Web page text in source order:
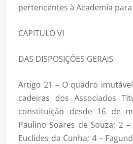
pertencentes à Academia
CAPITULO VI
DAS DISPOSIÇÕES GERAIS
Artigo 21 – O quadro
cadeiras dos Associados
constituição desde 16 de
Paulino Soares de Souza; 2
Euclides da Cunha; 4 –